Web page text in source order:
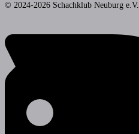
© 2024-2026 Schachklub Neuburg e.V.